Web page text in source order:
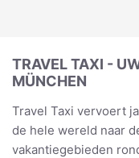
TRAVEL TAXI -
MÜNCHEN
Travel Taxi vervoert
de hele wereld naar
vakantiegebieden